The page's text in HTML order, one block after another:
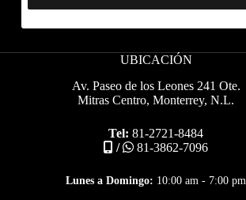
UBICACIÓN
Av. Paseo de los Leones 241 Ote.
Mitras Centro, Monterrey, N.L.
Tel: 81-2721-8484
/
81-3862-7096
Lunes a Domingo: 10:00 am - 7:00 pm